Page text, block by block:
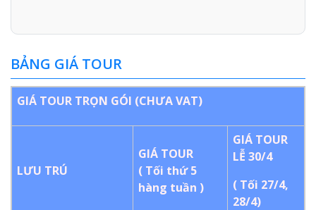
BẢNG GIÁ TOUR
GIÁ TOUR TRỌN GÓI (CHƯA VAT)
LƯU TRÚ
GIÁ TOUR
( Tối thứ 5
hàng tuần )
GIÁ TOUR
LỄ 30/4
( Tối 27/4,
28/4)